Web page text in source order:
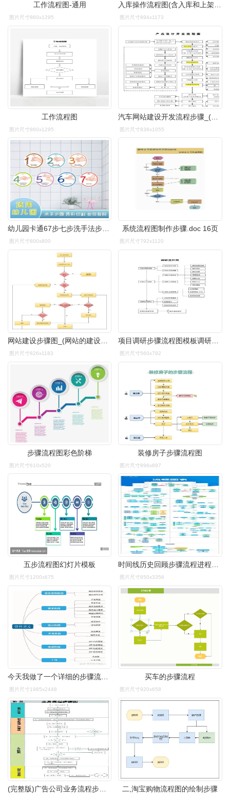
工作流程图-通用
图片尺寸860x1295 图片尺寸894x1173
工作流程图
图片尺寸860x1295 图片尺寸838x1055
幼儿园卡通67步七步洗手法步骤流程图卫生间异形早教墙贴贴纸装饰
图片尺寸800x800
系统流程图制作步骤.doc 16页
图片尺寸792x1120
图片尺寸826x1183 图片尺寸560x792
步骤流程图彩色阶梯
图片尺寸610x520
装修房子步骤流程图
图片尺寸898x897
五步流程图幻灯片模板
图片尺寸1200x675
时间线历史回顾步骤流程进程发展历程企业发展历程数据流程图流程图
图片尺寸850x3356
图片尺寸1985x2448
买车的步骤流程
图片尺寸920x658
二,淘宝购物流程图的绘制步骤